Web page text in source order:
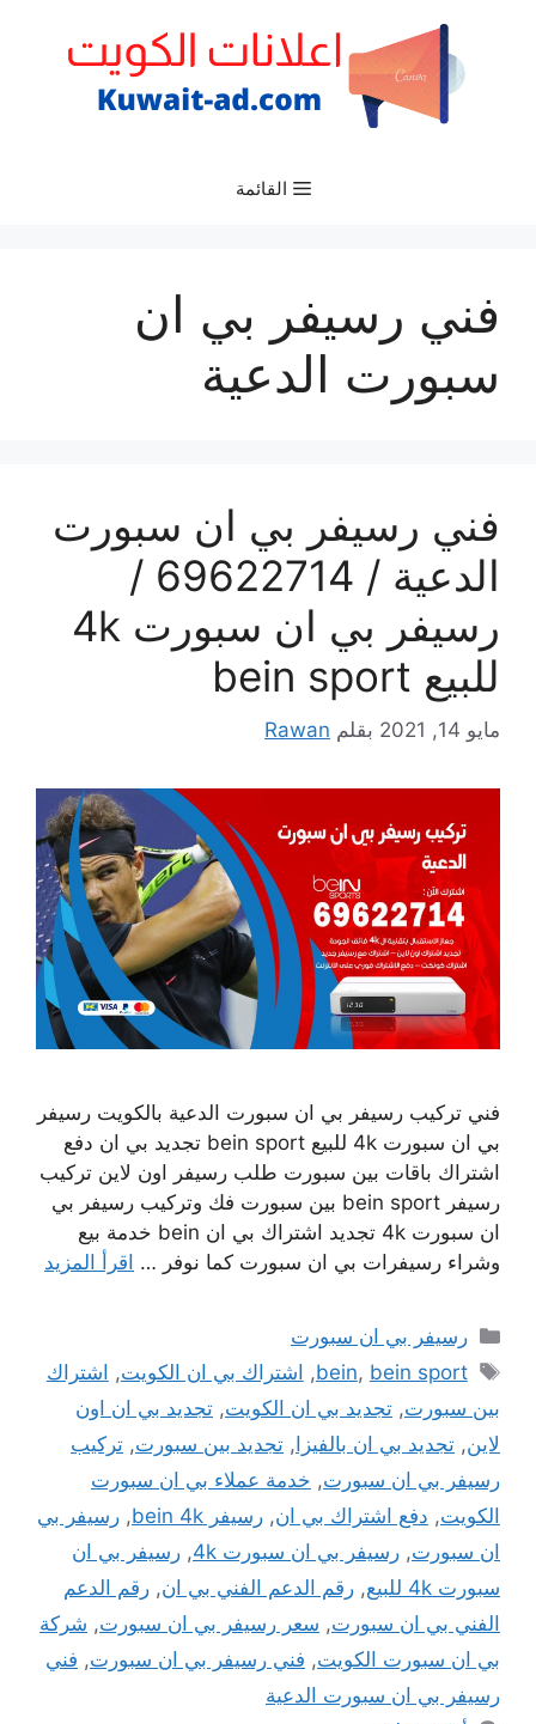
القائمة
فني رسيفر بي ان
سبورت الدعية
فني رسيفر بي ان سبورت
الدعية / 69622714 /
رسيفر بي ان سبورت 4k
للبيع bein sport
مايو 14, 2021 بقلم Rawan
فني تركيب رسيفر بي ان سبورت الدعية بالكويت رسيفر
بي ان سبورت 4k للبيع bein sport تجديد بي ان دفع
اشتراك باقات بين سبورت طلب رسيفر اون لاين تركيب
رسيفر bein sport بين سبورت فك وتركيب رسيفر بي
ان سبورت 4k تجديد اشتراك بي ان bein خدمة بيع
وشراء رسيفرات بي ان سبورت كما نوفر … اقرأ المزيد
التصنيفات
رسيفر بي ان سبورت
الوسوم
bein, bein sport
, اشتراك بي ان الكويت, اشتراك
بين سبورت, تجديد بي ان الكويت, تجديد بي ان اون
لاين, تجديد بي ان بالفيزا, تجديد بين سبورت, تركيب
رسيفر بي ان سبورت, خدمة عملاء بي ان سبورت
الكويت, دفع اشتراك بي ان, رسيفر bein 4k , رسيفر بي
ان سبورت, رسيفر بي ان سبورت 4k , رسيفر بي ان
سبورت 4k للبيع
, رقم الدعم الفني بي ان, رقم الدعم
الفني بي ان سبورت, سعر رسيفر بي ان سبورت, شركة
بي ان سبورت الكويت, فني رسيفر بي ان سبورت, فني
رسيفر بي ان سبورت الدعية